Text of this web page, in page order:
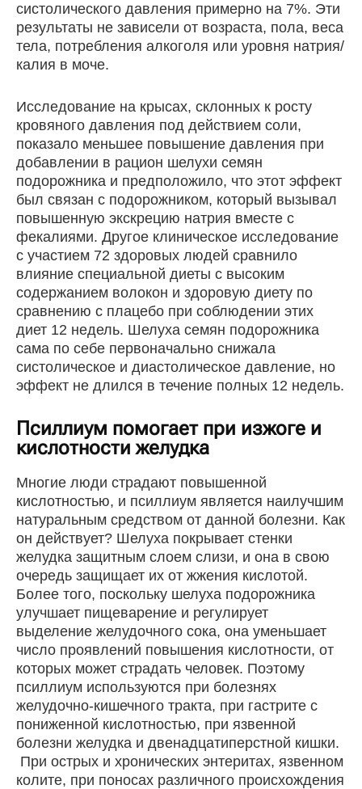
систолического давления примерно на 7%. Эти
результаты не зависели от возраста, пола, веса
тела, потребления алкоголя или уровня натрия/
калия в моче.
Исследование на крысах, склонных к росту
кровяного давления под действием соли,
показало меньшее повышение давления при
добавлении в рацион шелухи семян
подорожника и предположило, что этот эффект
был связан с подорожником, который вызывал
повышенную экскрецию натрия вместе с
фекалиями. Другое клиническое исследование
с участием 72 здоровых людей сравнило
влияние специальной диеты с высоким
содержанием волокон и здоровую диету по
сравнению с плацебо при соблюдении этих
диет 12 недель. Шелуха семян подорожника
сама по себе первоначально снижала
систолическое и диастолическое давление, но
эффект не длился в течение полных 12 недель.
Псиллиум помогает при изжоге и
кислотности желудка
Многие люди страдают повышенной
кислотностью, и псиллиум является наилучшим
натуральным средством от данной болезни. Как
он действует? Шелуха покрывает стенки
желудка защитным слоем слизи, и она в свою
очередь защищает их от жжения кислотой.
Более того, поскольку шелуха подорожника
улучшает пищеварение и регулирует
выделение желудочного сока, она уменьшает
число проявлений повышения кислотности, от
которых может страдать человек. Поэтому
псиллиум используются при болезнях
желудочно-кишечного тракта, при гастрите с
пониженной кислотностью, при язвенной
болезни желудка и двенадцатиперстной кишки.
При острых и хронических энтеритах, язвенном
колите, при поносах различного происхождения